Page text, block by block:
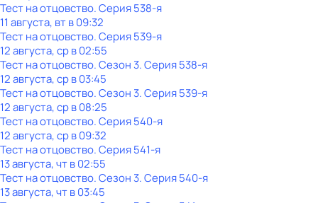
Тест нa отцовствo. Серия 538-я
11 августа, вт в 09:32
Тест нa отцовствo. Серия 539-я
12 августа, ср в 02:55
Тест нa отцовствo. Сезон 3. Серия 538-я
12 августа, ср в 03:45
Тест нa отцовствo. Сезон 3. Серия 539-я
12 августа, ср в 08:25
Тест нa отцовствo. Серия 540-я
12 августа, ср в 09:32
Тест нa отцовствo. Серия 541-я
13 августа, чт в 02:55
Тест нa отцовствo. Сезон 3. Серия 540-я
13 августа, чт в 03:45